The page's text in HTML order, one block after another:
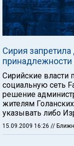
Сирия запретила
принадлежности
Сирийские власти
социальную сеть
решение
жителям
указывать либо
15.09.2009 16:26 //